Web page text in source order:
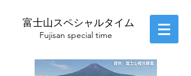
富士山スペシャルタイム
​Fujisan special time